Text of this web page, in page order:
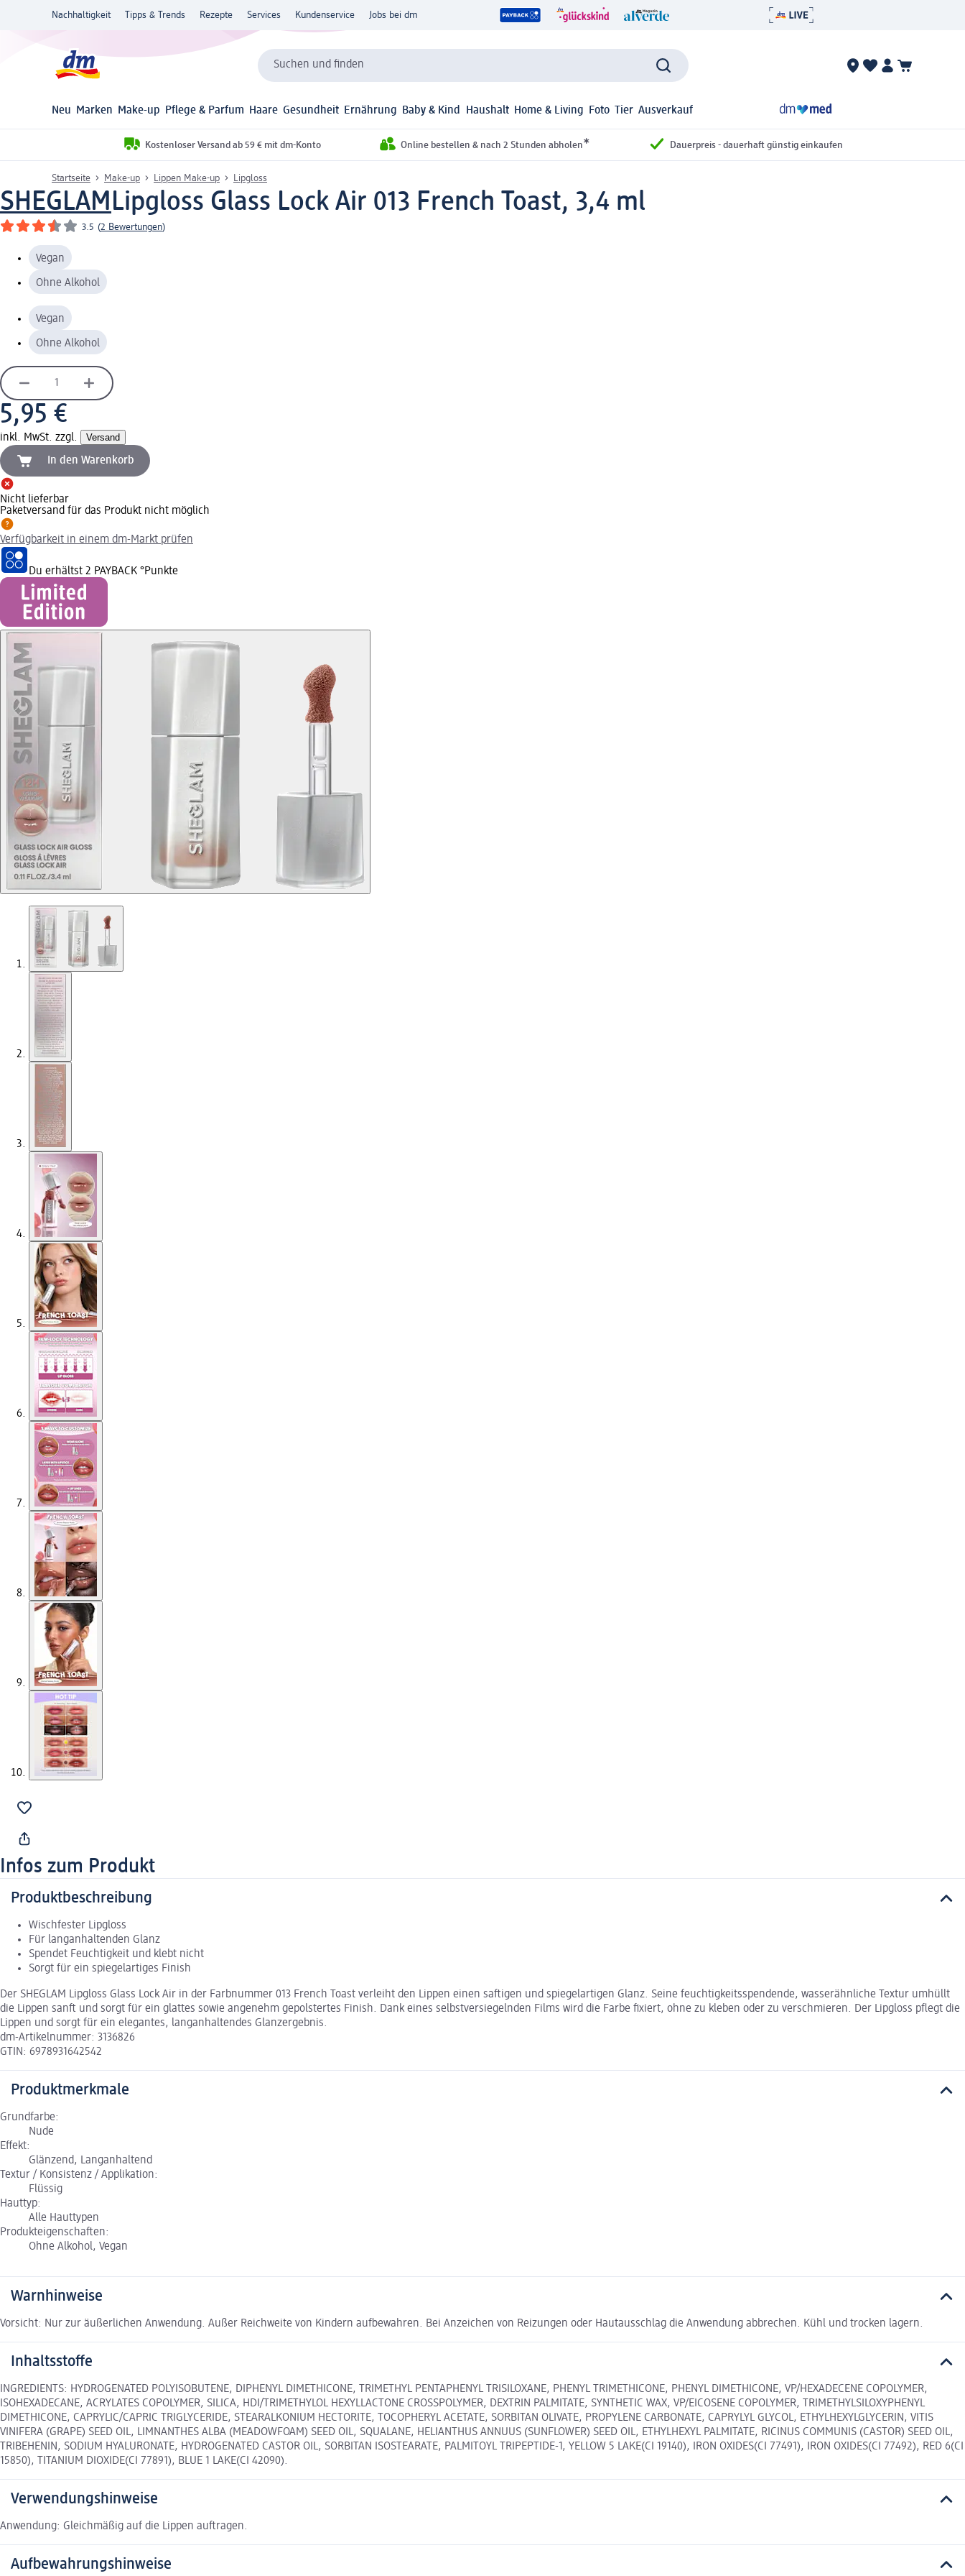
Nachhaltigkeit Tipps & Trends Rezepte Services Kundenservice Jobs bei dm
Suchen und finden
Neu Marken Make-up Pflege & Parfum Haare Gesundheit Ernährung Baby & Kind Haushalt Home & Living Foto Tier Ausverkauf
Kostenloser Versand ab 59 € mit dm-Konto Online bestellen & nach 2 Stunden abholen* Dauerpreis - dauerhaft günstig einkaufen
Startseite Make-up Lippen Make-up Lipgloss
SHEGLAMLipgloss Glass Lock Air 013 French Toast, 3,4 ml
3.5 (2 Bewertungen)
Vegan
Ohne Alkohol
Vegan
Ohne Alkohol
5,95 €
inkl. MwSt. zzgl. Versand
In den Warenkorb
Nicht lieferbar
Paketversand für das Produkt nicht möglich
Verfügbarkeit in einem dm-Markt prüfen
Du erhältst 2 PAYBACK °Punkte
Infos zum Produkt
Produktbeschreibung
Wischfester Lipgloss
Für langanhaltenden Glanz
Spendet Feuchtigkeit und klebt nicht
Sorgt für ein spiegelartiges Finish
Der SHEGLAM Lipgloss Glass Lock Air in der Farbnummer 013 French Toast verleiht den Lippen einen saftigen und spiegelartigen Glanz. Seine feuchtigkeitsspendende, wasserähnliche Textur umhüllt
die Lippen sanft und sorgt für ein glattes sowie angenehm gepolstertes Finish. Dank eines selbstversiegelnden Films wird die Farbe fixiert, ohne zu kleben oder zu verschmieren. Der Lipgloss pflegt die
Lippen und sorgt für ein elegantes, langanhaltendes Glanzergebnis.
dm-Artikelnummer: 3136826
GTIN: 6978931642542
Produktmerkmale
Grundfarbe:
Nude
Effekt:
Glänzend, Langanhaltend
Textur / Konsistenz / Applikation:
Flüssig
Hauttyp:
Alle Hauttypen
Produkteigenschaften:
Ohne Alkohol, Vegan
Warnhinweise
Vorsicht: Nur zur äußerlichen Anwendung. Außer Reichweite von Kindern aufbewahren. Bei Anzeichen von Reizungen oder Hautausschlag die Anwendung abbrechen. Kühl und trocken lagern.
Inhaltsstoffe
INGREDIENTS: HYDROGENATED POLYISOBUTENE, DIPHENYL DIMETHICONE, TRIMETHYL PENTAPHENYL TRISILOXANE, PHENYL TRIMETHICONE, PHENYL DIMETHICONE, VP/HEXADECENE COPOLYMER,
ISOHEXADECANE, ACRYLATES COPOLYMER, SILICA, HDI/TRIMETHYLOL HEXYLLACTONE CROSSPOLYMER, DEXTRIN PALMITATE, SYNTHETIC WAX, VP/EICOSENE COPOLYMER, TRIMETHYLSILOXYPHENYL
DIMETHICONE, CAPRYLIC/CAPRIC TRIGLYCERIDE, STEARALKONIUM HECTORITE, TOCOPHERYL ACETATE, SORBITAN OLIVATE, PROPYLENE CARBONATE, CAPRYLYL GLYCOL, ETHYLHEXYLGLYCERIN, VITIS
VINIFERA (GRAPE) SEED OIL, LIMNANTHES ALBA (MEADOWFOAM) SEED OIL, SQUALANE, HELIANTHUS ANNUUS (SUNFLOWER) SEED OIL, ETHYLHEXYL PALMITATE, RICINUS COMMUNIS (CASTOR) SEED OIL,
TRIBEHENIN, SODIUM HYALURONATE, HYDROGENATED CASTOR OIL, SORBITAN ISOSTEARATE, PALMITOYL TRIPEPTIDE-1, YELLOW 5 LAKE(CI 19140), IRON OXIDES(CI 77491), IRON OXIDES(CI 77492), RED 6(CI
15850), TITANIUM DIOXIDE(CI 77891), BLUE 1 LAKE(CI 42090).
Verwendungshinweise
Anwendung: Gleichmäßig auf die Lippen auftragen.
Aufbewahrungshinweise